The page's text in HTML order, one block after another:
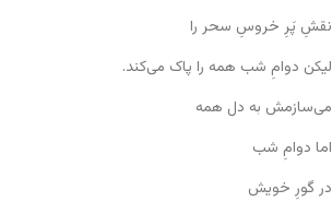
نقشِ پَرِ خروسِ سحر را
لیکن دوامِ شب همه را پاک می‌کند.
می‌سازمش به دل همه
اما دوامِ شب
در گورِ خویش